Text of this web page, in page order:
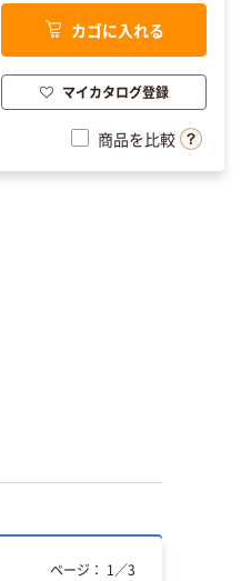
カゴに入れる
マイカタログ登録
商品を比較
ページ： 1 ／3